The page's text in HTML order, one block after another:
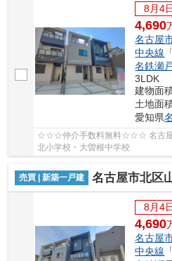
8月4
4,690
名古屋
中央線 「
名鉄瀬
3LDK
建物面
土地面
愛知県
☆☆☆仲介手数料無料☆☆☆ 名古屋
北小学校・大曽根中学校
売買 | 新築一戸建 名古屋市北区山田４丁目11【
8月4
4,690
名古屋
中央線 「